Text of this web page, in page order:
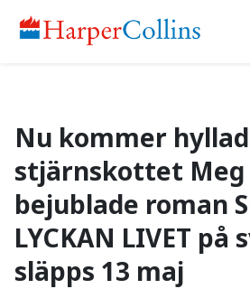
Nu kommer
Nu kommer
stjärnskottet Meg
bejublade roman
LYCKAN LIVET på
släpps 13 maj